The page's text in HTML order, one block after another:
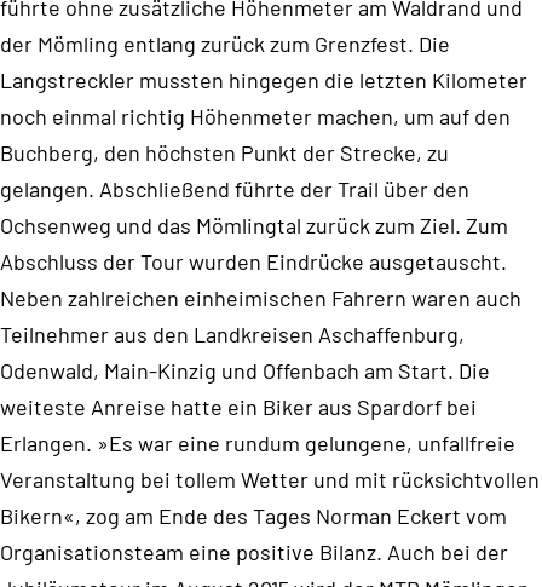
führte ohne zusätzliche Höhenmeter am Waldrand und
der Mömling entlang zurück zum Grenzfest. Die
Langstreckler mussten hingegen die letzten Kilometer
noch einmal richtig Höhenmeter machen, um auf den
Buchberg, den höchsten Punkt der Strecke, zu
gelangen. Abschließend führte der Trail über den
Ochsenweg und das Mömlingtal zurück zum Ziel. Zum
Abschluss der Tour wurden Eindrücke ausgetauscht.
Neben zahlreichen einheimischen Fahrern waren auch
Teilnehmer aus den Landkreisen Aschaffenburg,
Odenwald, Main-Kinzig und Offenbach am Start. Die
weiteste Anreise hatte ein Biker aus Spardorf bei
Erlangen. »Es war eine rundum gelungene, unfallfreie
Veranstaltung bei tollem Wetter und mit rücksichtvollen
Bikern«, zog am Ende des Tages Norman Eckert vom
Organisationsteam eine positive Bilanz. Auch bei der